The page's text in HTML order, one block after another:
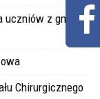
uczniów z gminy
Chirurgicznego